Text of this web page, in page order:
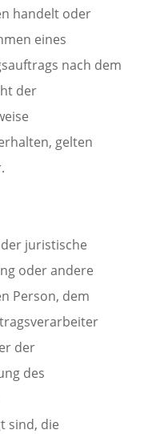
handelt oder
eines
nach dem
der
gelten
juristische
oder andere
Person, dem
der
des
sind, die